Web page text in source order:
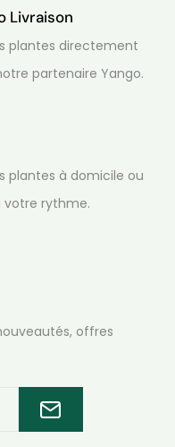
Livraison
plantes directement
partenaire Yango.
plantes à domicile ou
votre rythme.
offres